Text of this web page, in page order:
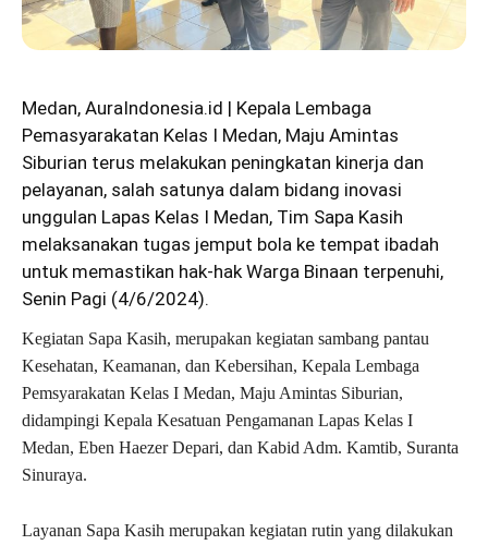
Medan, AuraIndonesia.id | Kepala Lembaga
Pemasyarakatan Kelas I Medan, Maju Amintas
Siburian terus melakukan peningkatan kinerja dan
pelayanan, salah satunya dalam bidang inovasi
unggulan Lapas Kelas I Medan, Tim Sapa Kasih
melaksanakan tugas jemput bola ke tempat ibadah
untuk memastikan hak-hak Warga Binaan terpenuhi,
Senin Pagi (4/6/2024).
Kegiatan Sapa Kasih, merupakan kegiatan sambang pantau
Kesehatan, Keamanan, dan Kebersihan, Kepala Lembaga
Pemsyarakatan Kelas I Medan, Maju Amintas Siburian,
didampingi Kepala Kesatuan Pengamanan Lapas Kelas I
Medan, Eben Haezer Depari, dan Kabid Adm. Kamtib, Suranta
Sinuraya.
Layanan Sapa Kasih merupakan kegiatan rutin yang dilakukan